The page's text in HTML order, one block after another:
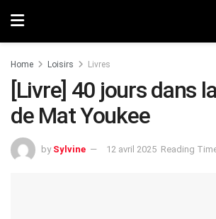
Home Loisirs Livres
[Livre] 40 jours dans
de Mat Youkee
by Sylvine 12 avril 2025 Reading